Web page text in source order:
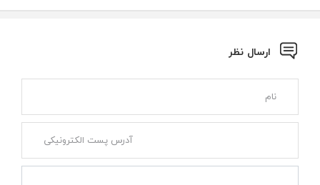
ارسال نظر